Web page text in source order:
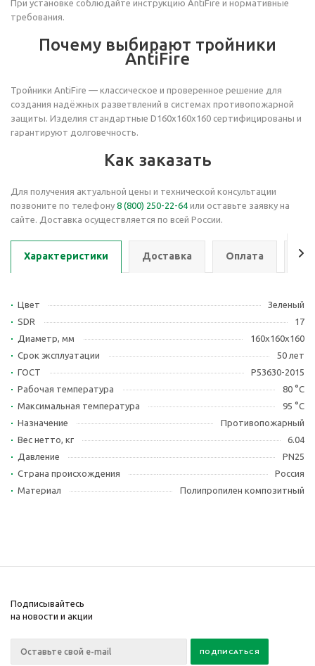
При установке соблюдайте инструкцию AntiFire и нормативные
требования.
Почему выбирают тройники
AntiFire
Тройники AntiFire — классическое и проверенное решение для
создания надёжных разветвлений в системах противопожарной
защиты. Изделия стандартные D160х160х160 сертифицированы и
гарантируют долговечность.
Как заказать
Для получения актуальной цены и технической консультации
позвоните по телефону 8 (800) 250-22-64 или оставьте заявку на
сайте. Доставка осуществляется по всей России.
Характеристики Доставка Оплата
Цвет
Зеленый
SDR
17
Диаметр, мм
160х160х160
Срок эксплуатации
50 лет
ГОСТ
Р53630-2015
Рабочая температура
80 °С
Максимальная температура
95 °С
Назначение
Противопожарный
Вес нетто, кг
6.04
Давление
PN25
Страна происхождения
Россия
Материал
Полипропилен композитный
Подписывайтесь
на новости и акции